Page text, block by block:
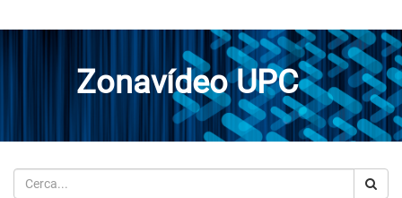
Zonavídeo UPC
Cerca